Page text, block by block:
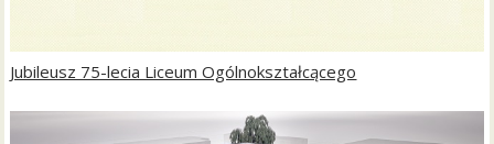
Jubileusz 75-lecia Liceum Ogólnokształcącego